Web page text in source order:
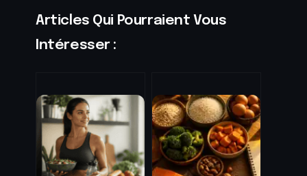
Articles Qui Pourraient Vous
Intéresser :